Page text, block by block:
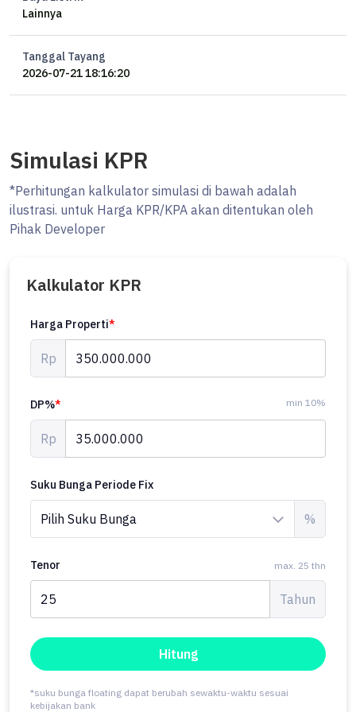
CALL ME PAK TRI BTB
Jual Rumah Surabaya, Jual Rumah Surabaya Barat, Jual Rumah
Mewah Surabaya Barat, Rumah Surabaya Barat Dijual, Rumah Dijual
Surabaya Barat, List BWJ
Lainnya
Tanggal Tayang
2026-07-21 18:16:20
Simulasi KPR
*Perhitungan kalkulator simulasi di bawah adalah
ilustrasi. untuk Harga KPR/KPA akan ditentukan oleh
Pihak Developer
Kalkulator KPR
Harga Properti*
Rp
DP%* min 10%
Rp
Suku Bunga Periode Fix
%
Tenor max. 25 thn
Tahun
Hitung
*suku bunga floating dapat berubah sewaktu-waktu sesuai
kebijakan bank